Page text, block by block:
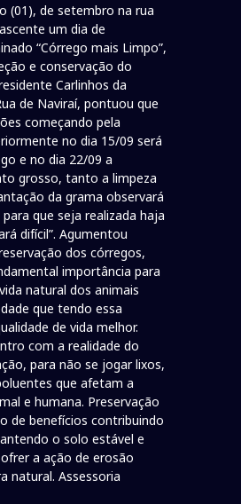
(01), de setembro na rua
um dia de
“Córrego mais Limpo”,
e conservação do
Carlinhos da
de Naviraí, pontuou que
começando pela
no dia 15/09 será
e no dia 22/09 a
grosso, tanto a limpeza
da grama observará
que seja realizada haja
difícil”. Agumentou
dos córregos,
importância para
natural dos animais
que tendo essa
de vida melhor.
com a realidade do
para não se jogar lixos,
que afetam a
e humana. Preservação
de benefícios contribuindo
o solo estável e
a ação de erosão
natural. Assessoria